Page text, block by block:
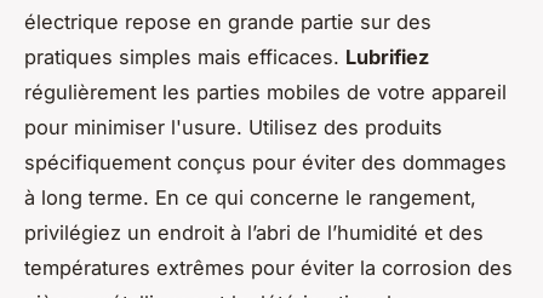
électrique repose en grande partie sur des
pratiques simples mais efficaces. Lubrifiez
régulièrement les parties mobiles de votre appareil
pour minimiser l'usure. Utilisez des produits
spécifiquement conçus pour éviter des dommages
à long terme. En ce qui concerne le rangement,
privilégiez un endroit à l’abri de l’humidité et des
températures extrêmes pour éviter la corrosion des